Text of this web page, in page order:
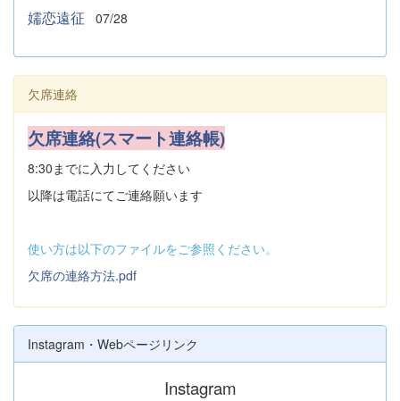
嬬恋遠征 07/28
欠席連絡
欠席連絡(スマート連絡帳)
8:30までに入力してください
以降は電話にてご連絡願います
使い方は以下のファイルをご参照ください。
欠席の連絡方法.pdf
Instagram・Webページリンク
Instagram